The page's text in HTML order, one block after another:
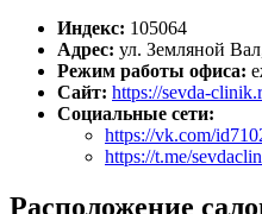
Индекс: 105064
Адрес: ул. Земляной
Режим работы офиса:
Сайт: https://sevda-
Социальные сети:
https://vk.com/
https://t.me/
Расположение